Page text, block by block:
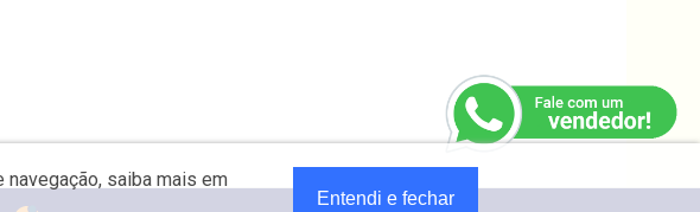
saiba mais em
Entendi e fechar